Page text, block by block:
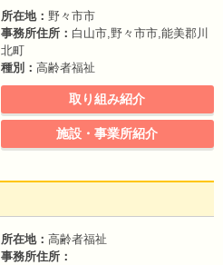
所在地： 野々市市
事務所住所： 白山市,野々市市,能美郡川
北町
種別： 高齢者福祉
取り組み紹介
施設・事業所紹介
所在地：
事務所住所：
高齢者福祉